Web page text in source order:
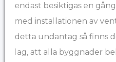
endast besiktigas en
med installationen av
detta undantag så finns
lag, att alla byggnader